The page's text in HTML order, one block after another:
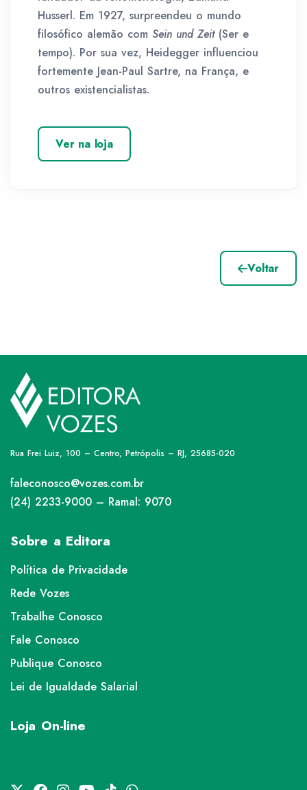
Husserl. Em 1927, surpreendeu o mundo
filosófico alemão com Sein und Zeit(Ser e
tempo). Por sua vez, Heidegger influenciou
fortemente Jean-Paul Sartre, na França, e
outros existencialistas.
Ver na loja
Voltar
Rua Frei Luiz, 100 – Centro, Petrópolis – RJ, 25685-020
faleconosco@vozes.com.br
(24) 2233-9000 – Ramal: 9070
Sobre a Editora
Política de Privacidade
Rede Vozes
Trabalhe Conosco
Fale Conosco
Publique Conosco
Lei de Igualdade Salarial
Loja On-line